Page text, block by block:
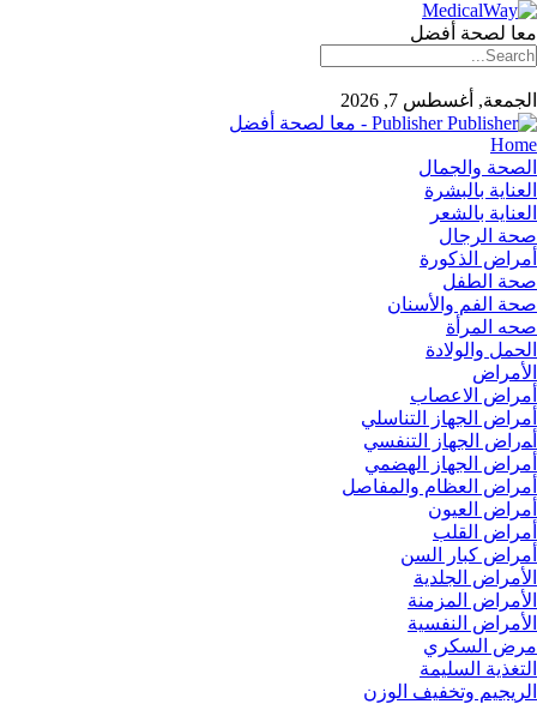
معا لصحة أفضل
الجمعة, أغسطس 7, 2026
Publisher - معا لصحة أفضل
Home
الصحة والجمال
العناية بالبشرة
العناية بالشعر
صحة الرجال
أمراض الذكورة
صحة الطفل
صحة الفم والأسنان
صحه المرأة
الحمل والولادة
الأمراض
أمراض الاعصاب
أمراض الجهاز التناسلي
أﻤراض اﻟﺠﻬﺎز اﻟﺘﻨﻔﺴﻲ
أمراض الجهاز الهضمي
أمراض العظام والمفاصل
أمراض العيون
أمراض القلب
أمراض كبار السن
الأمراض الجلدية
الأمراض المزمنة
الأمراض النفسية
مرض السكري
التغذية السليمة
الريجيم وتخفيف الوزن